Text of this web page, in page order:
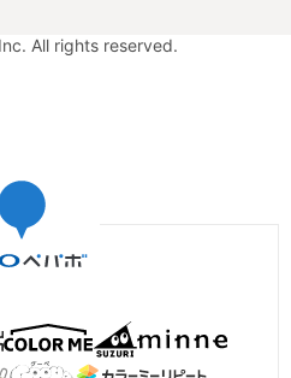
All rights reserved.